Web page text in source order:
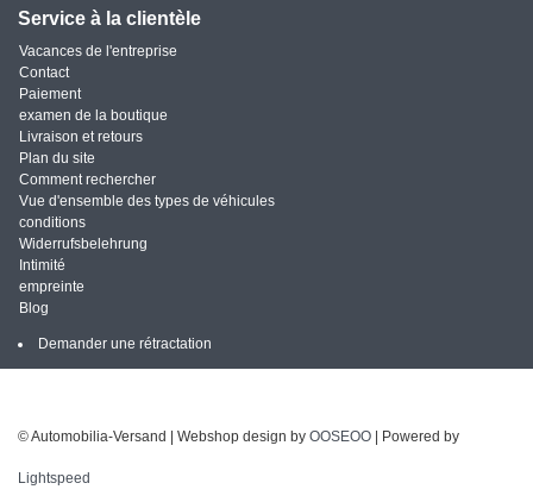
Service à la clientèle
Vacances de l'entreprise
Contact
Paiement
examen de la boutique
Livraison et retours
Plan du site
Comment rechercher
Vue d'ensemble des types de véhicules
conditions
Widerrufsbelehrung
Intimité
empreinte
Blog
Demander une rétractation
© Automobilia-Versand | Webshop design by OOSEOO | Powered by
Lightspeed